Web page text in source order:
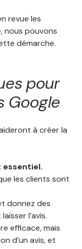
revue les
nous pouvons
démarche.
pour
Google
à créer la
essentiel.
les clients sont
donnez des
l’avis.
efficace, mais
d’un avis, et